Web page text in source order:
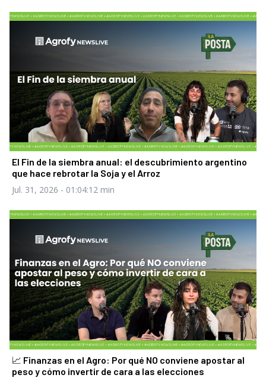
El Fin de la siembra anual: el descubrimiento argentino
que hace rebrotar la Soja y el Arroz
Jul. 31, 2026 - 01:04:12 min
📈 Finanzas en el Agro: Por qué NO conviene apostar al
peso y cómo invertir de cara a las elecciones